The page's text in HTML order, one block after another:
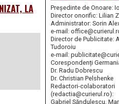
LA
Președinte de Onoare:
Director onorific: Lilian
Administrator: Sorin
e-mail:
Director de Publicitate:
Tudoroiu
e-mail:
Corespondenți
Dr. Radu Dobrescu
Dr. Christian Pelshenke
Redactori-colaboratori
(redactia@curierul.ro):
Gabriel Săndulescu,